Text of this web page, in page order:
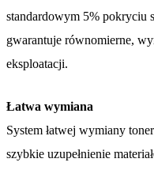
standardowym 5% pokryciu
gwarantuje równomierne,
eksploatacji.
Łatwa wymiana
System łatwej wymiany
szybkie uzupełnienie